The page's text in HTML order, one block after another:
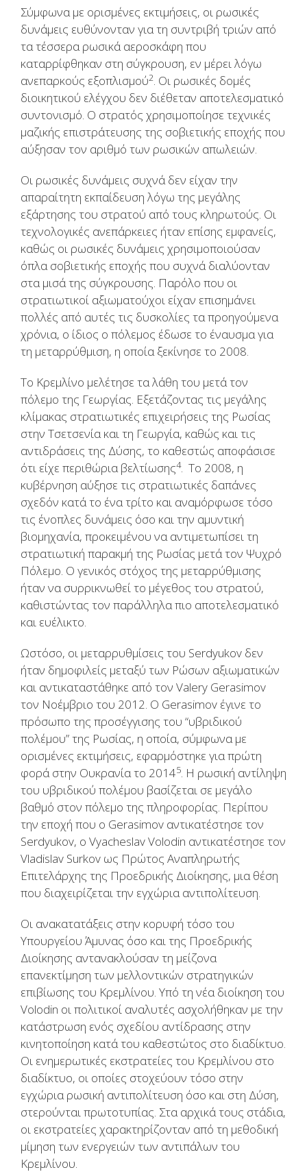
Σύμφωνα με ορισμένες εκτιμήσεις, οι ρωσικές
δυνάμεις ευθύνονταν για τη συντριβή τριών από
τα τέσσερα ρωσικά αεροσκάφη που
καταρρίφθηκαν στη σύγκρουση, εν μέρει λόγω
ανεπαρκούς εξοπλισμού2. Οι ρωσικές δομές
διοικητικού ελέγχου δεν διέθεταν αποτελεσματικό
συντονισμό. Ο στρατός χρησιμοποίησε τεχνικές
μαζικής επιστράτευσης της σοβιετικής εποχής που
αύξησαν τον αριθμό των ρωσικών απωλειών.
Οι ρωσικές δυνάμεις συχνά δεν είχαν την
απαραίτητη εκπαίδευση λόγω της μεγάλης
εξάρτησης του στρατού από τους κληρωτούς. Οι
τεχνολογικές ανεπάρκειες ήταν επίσης εμφανείς,
καθώς οι ρωσικές δυνάμεις χρησιμοποιούσαν
όπλα σοβιετικής εποχής που συχνά διαλύονταν
στα μισά της σύγκρουσης. Παρόλο που οι
στρατιωτικοί αξιωματούχοι είχαν επισημάνει
πολλές από αυτές τις δυσκολίες τα προηγούμενα
χρόνια, ο ίδιος ο πόλεμος έδωσε το έναυσμα για
τη μεταρρύθμιση, η οποία ξεκίνησε το 2008.
Το Κρεμλίνο μελέτησε τα λάθη του μετά τον
πόλεμο της Γεωργίας. Εξετάζοντας τις μεγάλης
κλίμακας στρατιωτικές επιχειρήσεις της Ρωσίας
στην Τσετσενία και τη Γεωργία, καθώς και τις
αντιδράσεις της Δύσης, το καθεστώς αποφάσισε
ότι είχε περιθώρια βελτίωσης4. Το 2008, η
κυβέρνηση αύξησε τις στρατιωτικές δαπάνες
σχεδόν κατά το ένα τρίτο και αναμόρφωσε τόσο
τις ένοπλες δυνάμεις όσο και την αμυντική
βιομηχανία, προκειμένου να αντιμετωπίσει τη
στρατιωτική παρακμή της Ρωσίας μετά τον Ψυχρό
Πόλεμο. Ο γενικός στόχος της μεταρρύθμισης
ήταν να συρρικνωθεί το μέγεθος του στρατού,
καθιστώντας τον παράλληλα πιο αποτελεσματικό
και ευέλικτο.
Ωστόσο, οι μεταρρυθμίσεις του Serdyukov δεν
ήταν δημοφιλείς μεταξύ των Ρώσων αξιωματικών
και αντικαταστάθηκε από τον Valery Gerasimov
τον Νοέμβριο του 2012. Ο Gerasimov έγινε το
πρόσωπο της προσέγγισης του “υβριδικού
πολέμου” της Ρωσίας, η οποία, σύμφωνα με
ορισμένες εκτιμήσεις, εφαρμόστηκε για πρώτη
φορά στην Ουκρανία το 20145. Η ρωσική αντίληψη
του υβριδικού πολέμου βασίζεται σε μεγάλο
βαθμό στον πόλεμο της πληροφορίας. Περίπου
την εποχή που ο Gerasimov αντικατέστησε τον
Serdyukov, ο Vyacheslav Volodin αντικατέστησε τον
Vladislav Surkov ως Πρώτος Αναπληρωτής
Επιτελάρχης της Προεδρικής Διοίκησης, μια θέση
που διαχειρίζεται την εγχώρια αντιπολίτευση.
Οι ανακατατάξεις στην κορυφή τόσο του
Υπουργείου Άμυνας όσο και της Προεδρικής
Διοίκησης αντανακλούσαν τη μείζονα
επανεκτίμηση των μελλοντικών στρατηγικών
επιβίωσης του Κρεμλίνου. Υπό τη νέα διοίκηση του
Volodin οι πολιτικοί αναλυτές ασχολήθηκαν με την
κατάστρωση ενός σχεδίου αντίδρασης στην
κινητοποίηση κατά του καθεστώτος στο διαδίκτυο.
Οι ενημερωτικές εκστρατείες του Κρεμλίνου στο
διαδίκτυο, οι οποίες στοχεύουν τόσο στην
εγχώρια ρωσική αντιπολίτευση όσο και στη Δύση,
στερούνται πρωτοτυπίας. Στα αρχικά τους στάδια,
οι εκστρατείες χαρακτηρίζονταν από τη μεθοδική
μίμηση των ενεργειών των αντιπάλων του
Κρεμλίνου.